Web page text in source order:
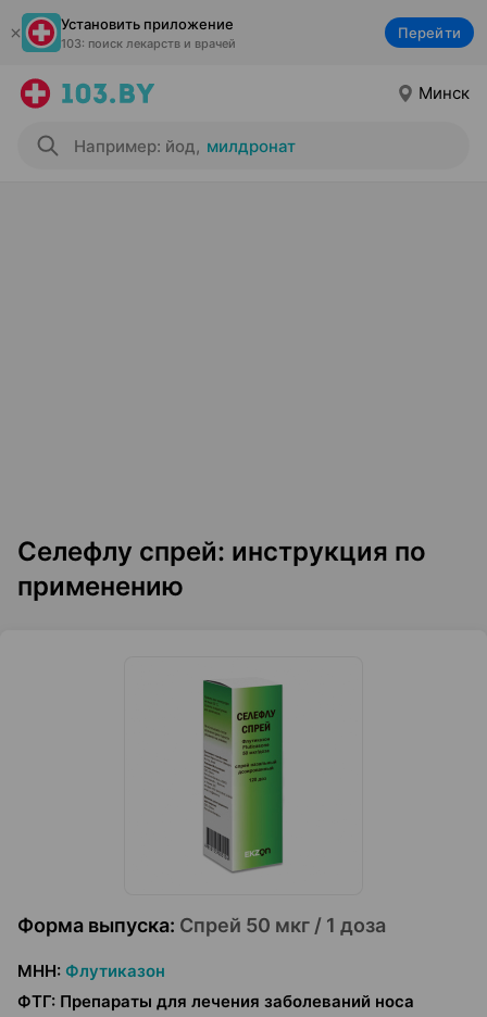
Установить приложение
103: поиск лекарств и врачей
Перейти
Минск
Например: йод, милдронат
Селефлу спрей: инструкция по
применению
Форма выпуска: Спрей 50 мкг / 1 доза
МНН: Флутиказон
ФТГ: Препараты для лечения заболеваний носа